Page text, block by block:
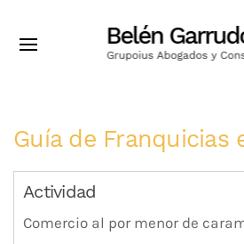
Guía de Franquicias
Actividad
Comercio al por menor de